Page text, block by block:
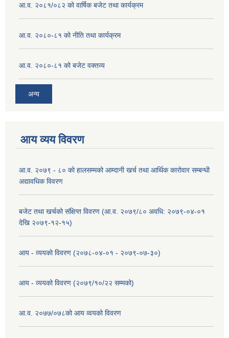
आ.व. २०८१/०८२ को वार्षिक बजेट तथा कार्यक्रम
आ.व. २०८०-८१ को नीति तथा कार्यक्रम
आ.व. २०८०-८१ को बजेट वक्तव्य
अन्य
आय व्यय विवरण
आ.व. २०७९ - ८० को हालसम्मको आम्दानी खर्च तथा आर्थिक कारोवार सम्बन्धी
अद्यावधिक विवरण
बजेट तथा खर्चको संक्षिप्त विवरण (आ.व. २०७९/८० अवधि: २०७९-०४-०१
देखि २०७९-१२-१५)
आय - व्ययको विवरण (२०७८-०४-०१ - २०७९-०७-३०)
आय - व्ययको विवरण (२०७९/१०/२२ सम्मको)
आ.व. २०७७/०७८को आय व्वयको विवरण